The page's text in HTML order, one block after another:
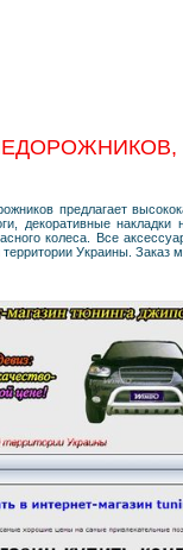
предлагает
декоративные
колеса. Все
Украины.